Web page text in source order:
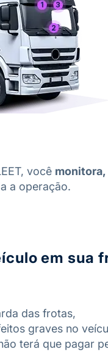
você
a operação.
em sua
das frotas,
graves no
terá que pagar